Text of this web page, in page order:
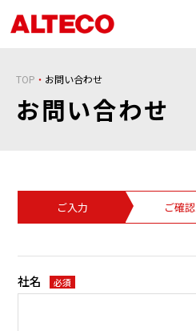
TOP お問い合わせ
お問い合わせ
ご入力 ご確認
社名 必須